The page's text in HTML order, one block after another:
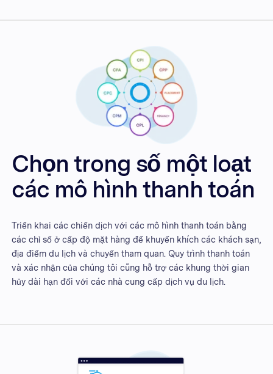
Chọn trong số một loạt
các mô hình thanh toán
Triển khai các chiến dịch với các mô hình thanh toán bằng
các chỉ số ở cấp độ mặt hàng để khuyến khích các khách sạn,
địa điểm du lịch và chuyến tham quan. Quy trình thanh toán
và xác nhận của chúng tôi cũng hỗ trợ các khung thời gian
hủy dài hạn đối với các nhà cung cấp dịch vụ du lịch.